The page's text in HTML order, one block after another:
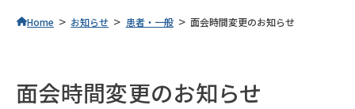
Home > お知らせ > 患者・一般 > 面会時間変更のお知らせ
面会時間変更のお知らせ